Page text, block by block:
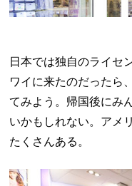
日本では独自のライセ
ワイに来たのだったら
てみよう。帰国後にみ
いかもしれない。アメ
たくさんある。